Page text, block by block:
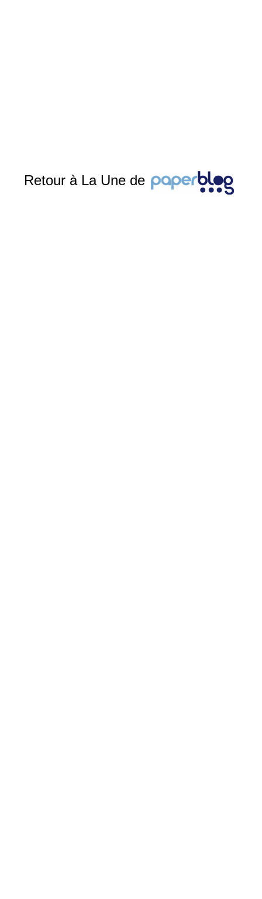
Retour à La Une de